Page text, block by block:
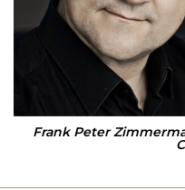
Frank Peter